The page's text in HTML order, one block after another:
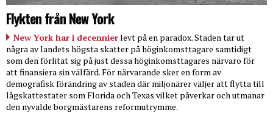
Flykten från New York
New York har i decennierlevt på en paradox. Staden tar ut
några av landets högsta skatter på höginkomsttagare samtidigt
som den förlitat sig på just dessa höginkomsttagares närvaro för
att finansiera sin välfärd. För närvarande sker en form av
demografisk förändring av staden där miljonärer väljer att flytta till
lågskattestater som Florida och Texas vilket påverkar och utmanar
den nyvalde borgmästarens reformutrymme.